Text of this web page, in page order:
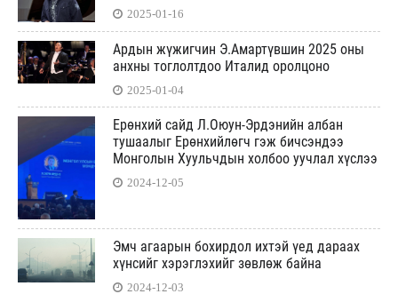
2025-01-16
Ардын жүжигчин Э.Амартүвшин 2025 оны
анхны тоглолтдоо Италид оролцоно
2025-01-04
Ерөнхий сайд Л.Оюун-Эрдэнийн албан
тушаалыг Ерөнхийлөгч гэж бичсэндээ
Монголын Хуульчдын холбоо уучлал хүслээ
2024-12-05
Эмч агаарын бохирдол ихтэй үед дараах
хүнсийг хэрэглэхийг зөвлөж байна
2024-12-03